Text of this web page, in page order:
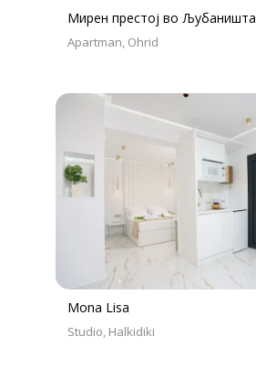
Мирен престој во Љубаништа
Apartman Ohrid
Mona Lisa
Studio Halkidiki